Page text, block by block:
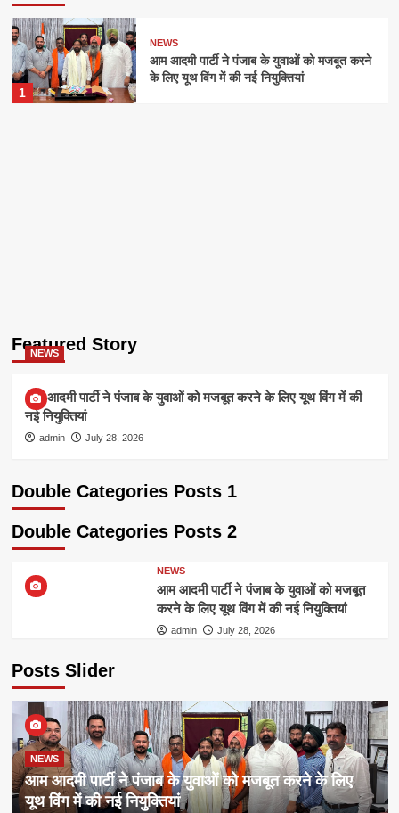
1
NEWS
आम आदमी पार्टी ने पंजाब के युवाओं को मजबूत करने
के लिए यूथ विंग में की नई नियुक्तियां
Featured Story
NEWS
आम आदमी पार्टी ने पंजाब के युवाओं को मजबूत करने के लिए यूथ विंग में की
नई नियुक्तियां
admin July 28, 2026
Double Categories Posts 1
Double Categories Posts 2
NEWS
आम आदमी पार्टी ने पंजाब के युवाओं को मजबूत
करने के लिए यूथ विंग में की नई नियुक्तियां
admin July 28, 2026
Posts Slider
NEWS
आम आदमी पार्टी ने पंजाब के युवाओं को मजबूत करने के लिए
यूथ विंग में की नई नियुक्तियां